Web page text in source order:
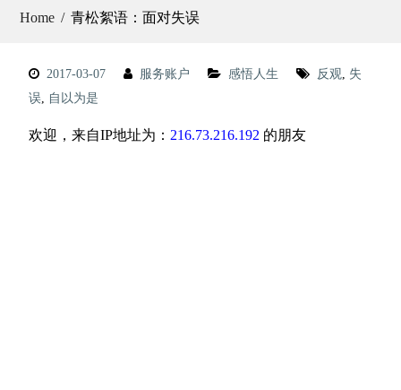
Home 青松絮语：面对失误
2017-03-07 服务账户 感悟人生 反观, 失
误, 自以为是
欢迎，来自IP地址为： 216.73.216.192 的朋友